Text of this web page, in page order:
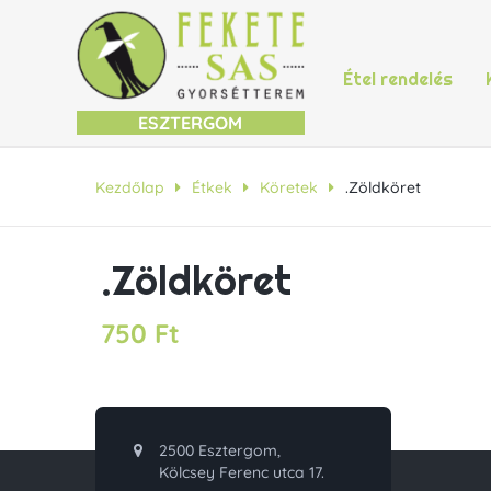
ESZTERGOM
Étel rendelés
Kezdőlap Étkek Köretek .Zöldköret
.Zöldköret
750 Ft
2500 Esztergom,
Kölcsey Ferenc utca 17.